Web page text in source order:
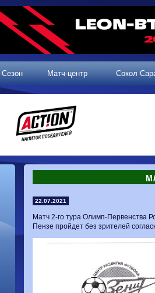
Сезон Матч-центр Сокол
22.07.2021
Матч 2-го тура Олимп-Первенства
Пензе пройдет без зрителей